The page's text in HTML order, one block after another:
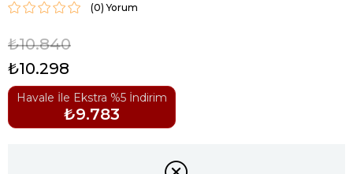
(0)
₺10.840
₺10.298
Havale İle Ekstra %5 İndirim
₺9.783